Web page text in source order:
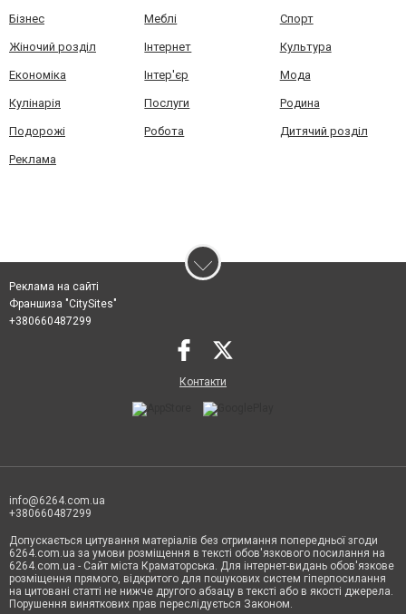
Бізнес Меблі Спорт
Жіночий розділ Інтернет Культура
Економіка Інтер'єр Мода
Кулінарія Послуги Родина
Подорожі Робота Дитячий розділ
Реклама
Реклама на сайті
Франшиза "CitySites"
+380660487299
Контакти
info@6264.com.ua
+380660487299
Допускається цитування матеріалів без отримання попередньої згоди
6264.com.ua за умови розміщення в тексті обов'язкового посилання на
6264.com.ua - Сайт міста Краматорська. Для інтернет-видань обов'язкове
розміщення прямого, відкритого для пошукових систем гіперпосилання
на цитовані статті не нижче другого абзацу в тексті або в якості джерела.
Порушення виняткових прав переслідується Законом.